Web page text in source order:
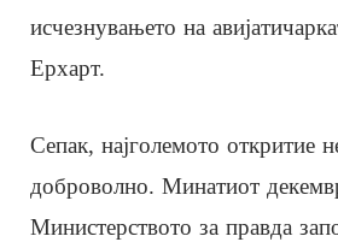
исчезнувањето на
Ерхарт.
Сепак, најголемото откритие
доброволно. Минатиот
Министерството за правда